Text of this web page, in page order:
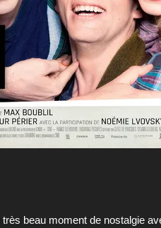
beau moment de nostalgie